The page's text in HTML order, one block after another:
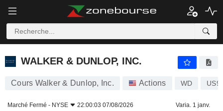
WALKER & DUNLOP, INC.
WALKER & DUNLOP, INC.
Cours Walker & Dunlop, Inc. Actions WD
Marché Fermé - NYSE 22:00:03 07/08/2026 Varia. 1 janv.